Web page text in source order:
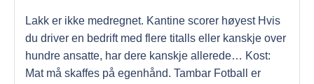
Lakk er ikke medregnet. Kantine scorer høyest Hvis
du driver en bedrift med flere titalls eller kanskje over
hundre ansatte, har dere kanskje allerede… Kost:
Mat må skaffes på egenhånd. Tambar Fotball er